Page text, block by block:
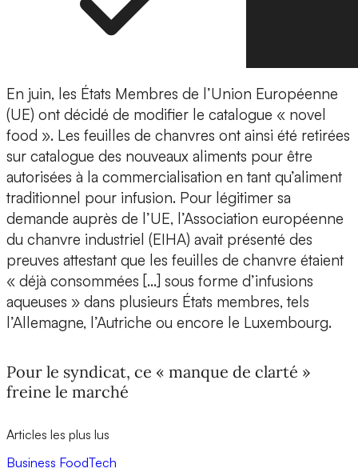
En juin, les États Membres de l’Union Européenne
(UE) ont décidé de modifier le catalogue « novel
food ». Les feuilles de chanvres ont ainsi été retirées
sur catalogue des nouveaux aliments pour être
autorisées à la commercialisation en tant qu’aliment
traditionnel pour infusion. Pour légitimer sa
demande auprès de l’UE, l’Association européenne
du chanvre industriel (EIHA) avait présenté des
preuves attestant que les feuilles de chanvre étaient
« déjà consommées […] sous forme d’infusions
aqueuses » dans plusieurs États membres, tels
l’Allemagne, l’Autriche ou encore le Luxembourg.
Pour le syndicat, ce « manque de clarté »
freine le marché
Articles les plus lus
Business FoodTech